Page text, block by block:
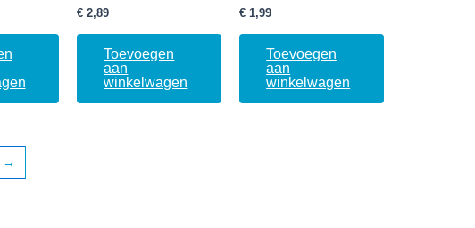
€ 2,89
Toevoegen
aan
winkelwagen
€ 1,99
Toevoegen
aan
winkelwagen
→